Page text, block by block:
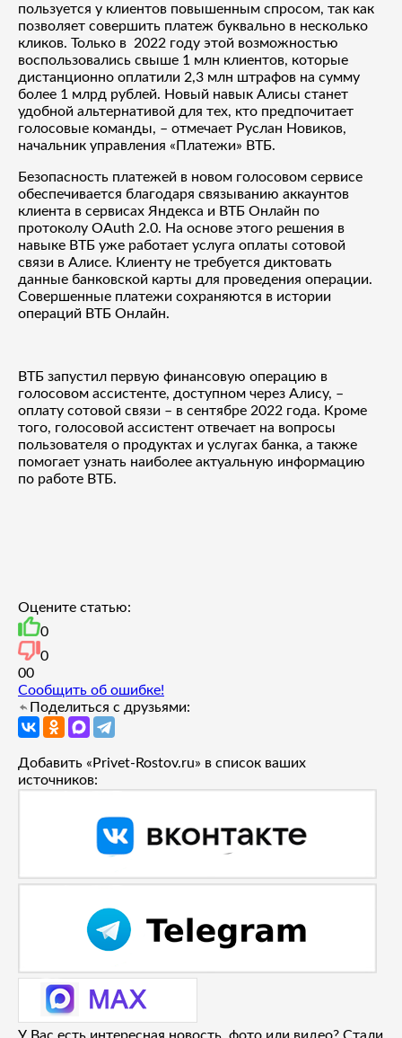
пользуется у клиентов повышенным спросом, так как
позволяет совершить платеж буквально в несколько
кликов. Только в 2022 году этой возможностью
воспользовались свыше 1 млн клиентов, которые
дистанционно оплатили 2,3 млн штрафов на сумму
более 1 млрд рублей. Новый навык Алисы станет
удобной альтернативой для тех, кто предпочитает
голосовые команды, – отмечает Руслан Новиков,
начальник управления «Платежи» ВТБ.
Безопасность платежей в новом голосовом сервисе
обеспечивается благодаря связыванию аккаунтов
клиента в сервисах Яндекса и ВТБ Онлайн по
протоколу OAuth 2.0. На основе этого решения в
навыке ВТБ уже работает услуга оплаты сотовой
связи в Алисе. Клиенту не требуется диктовать
данные банковской карты для проведения операции.
Совершенные платежи сохраняются в истории
операций ВТБ Онлайн.
ВТБ запустил первую финансовую операцию в
голосовом ассистенте, доступном через Алису, –
оплату сотовой связи – в сентябре 2022 года. Кроме
того, голосовой ассистент отвечает на вопросы
пользователя о продуктах и услугах банка, а также
помогает узнать наиболее актуальную информацию
по работе ВТБ.
Оцените статью:
0
0
00
Сообщить об ошибке!
Поделиться с друзьями:
Добавить «Privet-Rostov.ru» в список ваших
источников:
У Вас есть интересная новость, фото или видео? Стали